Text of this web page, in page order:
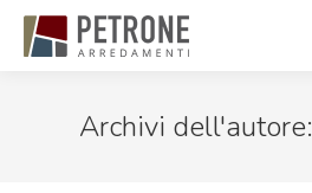
Archivi dell'autore: